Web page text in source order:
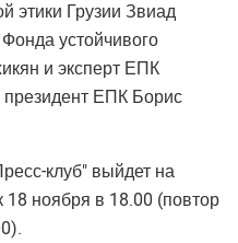
этики Грузии Звиад
устойчивого
и эксперт ЕПК
ЕПК Борис
клуб" выйдет на
18 ноября в 18.00 (повтор